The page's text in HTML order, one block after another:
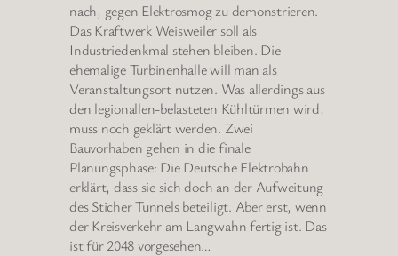
nach, gegen Elektrosmog zu demonstrieren.
Das Kraftwerk Weisweiler soll als
Industriedenkmal stehen bleiben. Die
ehemalige Turbinenhalle will man als
Veranstaltungsort nutzen. Was allerdings aus
den legionallen-belasteten Kühltürmen wird,
muss noch geklärt werden. Zwei
Bauvorhaben gehen in die finale
Planungsphase: Die Deutsche Elektrobahn
erklärt, dass sie sich doch an der Aufweitung
des Sticher Tunnels beteiligt. Aber erst, wenn
der Kreisverkehr am Langwahn fertig ist. Das
ist für 2048 vorgesehen…